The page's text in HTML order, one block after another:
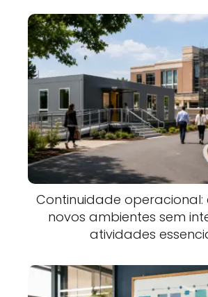
Continuidade
novos ambientes sem
atividades